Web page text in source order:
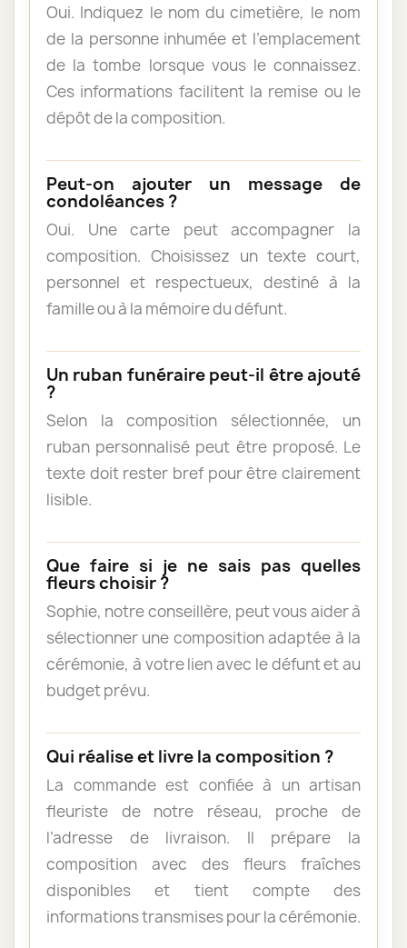
Oui. Indiquez le nom du cimetière, le nom
de la personne inhumée et l’emplacement
de la tombe lorsque vous le connaissez.
Ces informations facilitent la remise ou le
dépôt de la composition.
Peut-on ajouter un message de
condoléances ?
Oui. Une carte peut accompagner la
composition. Choisissez un texte court,
personnel et respectueux, destiné à la
famille ou à la mémoire du défunt.
Un ruban funéraire peut-il être ajouté
?
Selon la composition sélectionnée, un
ruban personnalisé peut être proposé. Le
texte doit rester bref pour être clairement
lisible.
Que faire si je ne sais pas quelles
fleurs choisir ?
Sophie, notre conseillère, peut vous aider à
sélectionner une composition adaptée à la
cérémonie, à votre lien avec le défunt et au
budget prévu.
Qui réalise et livre la composition ?
La commande est confiée à un artisan
fleuriste de notre réseau, proche de
l’adresse de livraison. Il prépare la
composition avec des fleurs fraîches
disponibles et tient compte des
informations transmises pour la cérémonie.